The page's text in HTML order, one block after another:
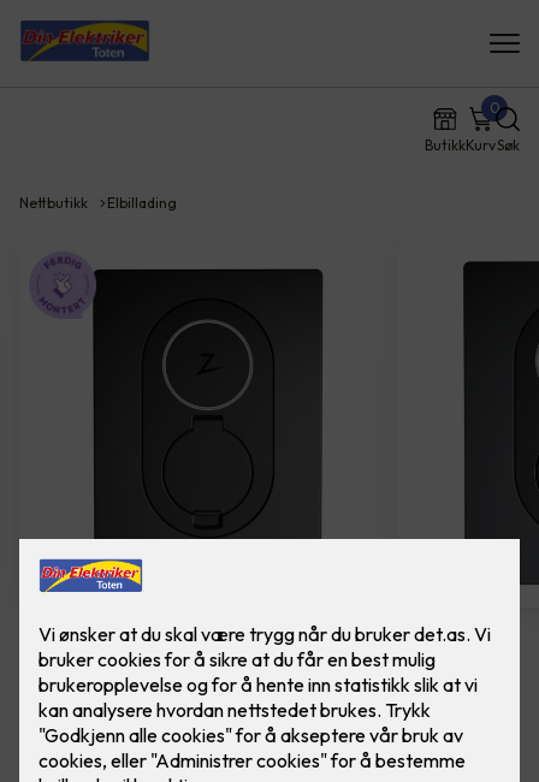
ButikkKurv
0
Søk
Nettbutikk Elbillading
Zaptec Go
Ferdig montert elbillader - Zaptec Go